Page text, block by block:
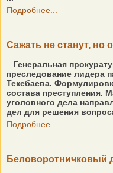
Подробнее...
Сажать не станут, но
Генеральная
преследование лидера
Текебаева.
состава преступления.
уголовного дела
дел для решения
Подробнее...
Беловоротничковый